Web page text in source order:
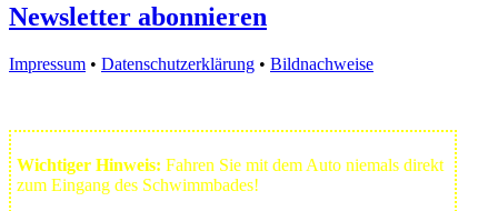
Newsletter abonnieren
Impressum • Datenschutzerklärung • Bildnachweise
Wichtiger Hinweis: Fahren Sie mit dem Auto niemals direkt
zum Eingang des Schwimmbades!